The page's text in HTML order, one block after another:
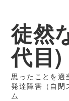
徒然
代目)
思ったことを適
発達障害（自閉
ム